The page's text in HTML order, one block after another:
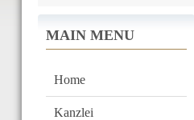
MAIN MENU
Home
Kanzlei